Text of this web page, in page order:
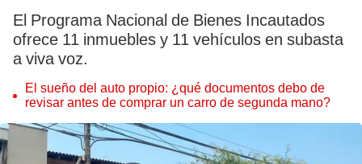
El Programa Nacional de Bienes Incautados
ofrece 11 inmuebles y 11 vehículos en subasta
a viva voz.
El sueño del auto propio: ¿qué documentos debo de
revisar antes de comprar un carro de segunda mano?